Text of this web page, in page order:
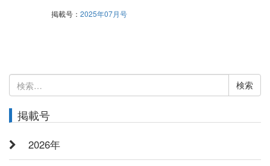
掲載号： 2025年07月号
検
索:
掲載号
2026年